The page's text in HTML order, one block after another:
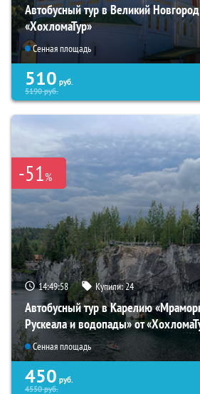
Автобусный тур в Великий Новгород
«ХохломаТур»
Сенная площадь
510 руб.
5190руб.
-51%
14:49:57 Купили:24
Автобусный тур в Карелию
Рускеала и водопады» от
Сенная площадь
450 руб.
4550руб.